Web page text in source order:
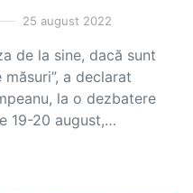
25 august 2022
de la sine, dacă sunt
a declarat
la o dezbatere
19-20 august,…